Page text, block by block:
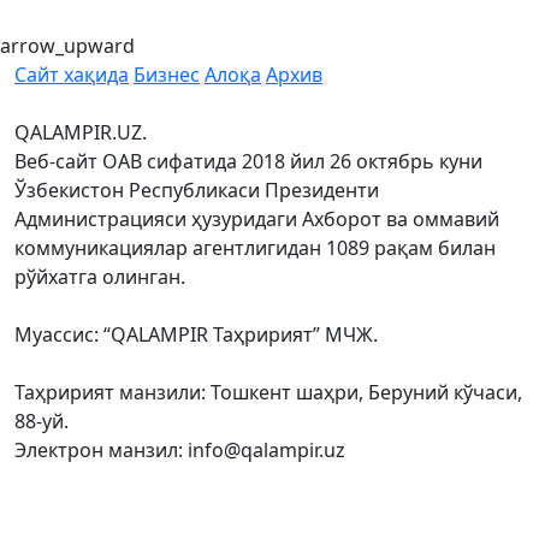
arrow_upward
Сайт хақида Бизнес Алоқа Архив
QALAMPIR.UZ.
Веб-сайт ОАВ сифатида 2018 йил 26 октябрь куни
Ўзбекистон Республикаси Президенти
Администрацияси ҳузуридаги Ахборот ва оммавий
коммуникациялар агентлигидан 1089 рақам билан
рўйхатга олинган.
Муассис: “QALAMPIR Таҳририят” МЧЖ.
Таҳририят манзили: Тошкент шаҳри, Беруний кўчаси,
88-уй.
Электрон манзил: info@qalampir.uz